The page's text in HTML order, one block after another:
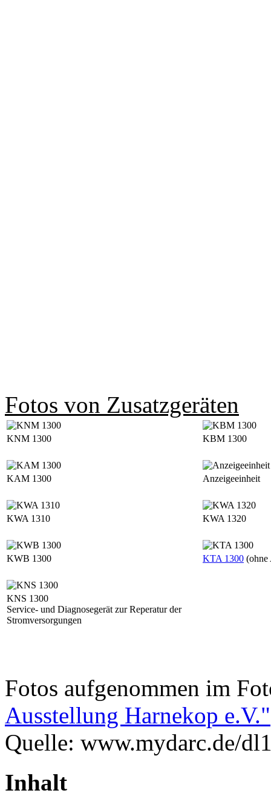
Fotos von Zusatzgeräten
KNM 1300 KBM 1300
KAM 1300 Anzeigeeinheit
KWA 1310 KWA 1320
KWB 1300 KTA 1300 (ohne
KNS 1300
Service- und Diagnosegerät zur Reperatur der
Stromversorgungen
Fotos aufgenommen im
Ausstellung Harnekop e.V."
Quelle: www.mydarc.de/
Inhalt